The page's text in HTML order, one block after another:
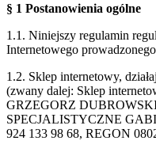
§ 1 Postanowienia ogólne
1.1. Niniejszy regulamin
Internetowego prowadzonego
1.2. Sklep internetowy,
(zwany dalej: Sklep
GRZEGORZ
SPECJALISTYCZNE
924 133 98 68, REGON